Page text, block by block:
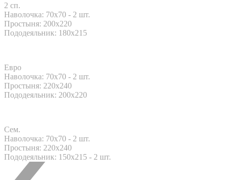
2 сп.
Наволочка: 70x70 - 2 шт.
Простыня: 200x220
Пододеяльник: 180x215
Евро
Наволочка: 70x70 - 2 шт.
Простыня: 220x240
Пододеяльник: 200x220
Сем.
Наволочка: 70x70 - 2 шт.
Простыня: 220x240
Пододеяльник: 150x215 - 2 шт.